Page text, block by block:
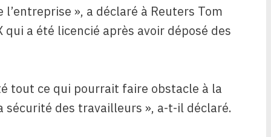
», a déclaré à Reuters Tom
a été licencié après avoir déposé des
tout ce qui pourrait faire obstacle à la
des travailleurs », a-t-il déclaré.